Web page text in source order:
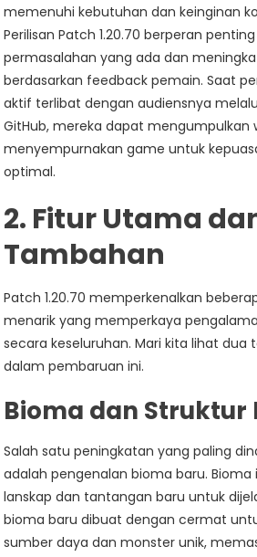
memenuhi kebutuhan dan keinginan
Perilisan Patch 1.20.70 berperan
permasalahan yang ada dan
berdasarkan feedback pemain. Saat
aktif terlibat dengan audiensnya
GitHub, mereka dapat mengumpulkan
menyempurnakan game untuk
optimal.
2. Fitur Utama
Tambahan
Patch 1.20.70 memperkenalkan
menarik yang memperkaya
secara keseluruhan. Mari kita lihat
dalam pembaruan ini.
Bioma dan Struktur
Salah satu peningkatan yang paling
adalah pengenalan bioma baru. Bioma
lanskap dan tantangan baru untuk
bioma baru dibuat dengan cermat
sumber daya dan monster unik,